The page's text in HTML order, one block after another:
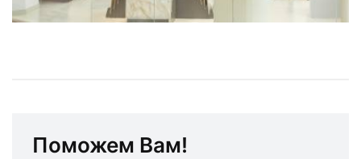
Поможем Вам!